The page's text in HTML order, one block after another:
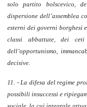
solo partito bolscevico,
dispersione dell’assemblea
esterni dei governi borghesi
classi abbattute, dei
dell’opportunismo,
decisive.
11. - La difesa del regime
possibili insuccessi e